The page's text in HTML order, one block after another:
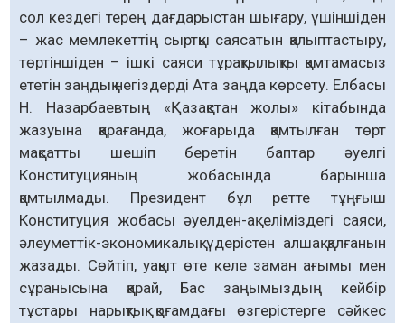
сол кездегі терең дағдарыстан шығару, үшіншіден
– жас мемлекеттің сыртқы саясатын қалыптастыру,
төртіншіден – ішкі саяси тұрақтылықты қамтамасыз
ететін заңдық негіздерді Ата заңда көрсету. Елбасы
Н. Назарбаевтың «Қазақстан жолы» кітабында
жазуына қарағанда, жоғарыда қамтылған төрт
мақсатты шешіп беретін баптар әуелгі
Конституцияның жобасында барынша
қамтылмады. Президент бұл ретте тұңғыш
Конституция жобасы әуелден-ақ еліміздегі саяси,
әлеуметтік-экономикалық үдерістен алшақ қалғанын
жазады. Сөйтіп, уақыт өте келе заман ағымы мен
сұранысына қарай, Бас заңымыздың кейбір
тұстары нарықтық қоғамдағы өзгерістерге сәйкес